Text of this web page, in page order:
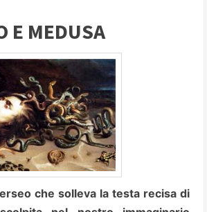
E MEDUSA
che solleva la testa recisa di